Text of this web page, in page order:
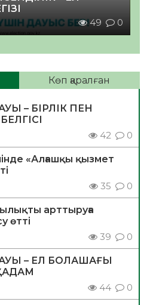
49 0
Көп қаралған
– БІРЛІК ПЕН
42 0
«Алғашқы қызмет
35 0
арттыруға
өтті
39 0
– ЕЛ БОЛАШАҒЫ
44 0